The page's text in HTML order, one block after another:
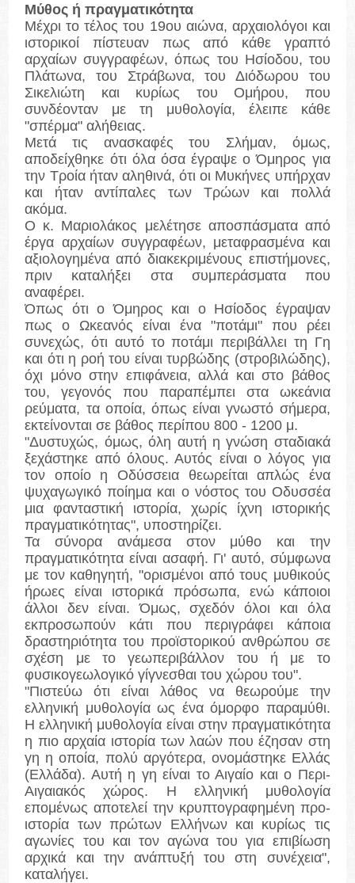
Μύθος ή πραγματικότητα
Μέχρι το τέλος του 19ου αιώνα, αρχαιολόγοι και
ιστορικοί πίστευαν πως από κάθε γραπτό
αρχαίων συγγραφέων, όπως του Ησίοδου, του
Πλάτωνα, του Στράβωνα, του Διόδωρου του
Σικελιώτη και κυρίως του Ομήρου, που
συνδέονταν με τη μυθολογία, έλειπε κάθε
"σπέρμα" αλήθειας.
Μετά τις ανασκαφές του Σλήμαν, όμως,
αποδείχθηκε ότι όλα όσα έγραψε ο Όμηρος για
την Τροία ήταν αληθινά, ότι οι Μυκήνες υπήρχαν
και ήταν αντίπαλες των Τρώων και πολλά
ακόμα.
Ο κ. Μαριολάκος μελέτησε αποσπάσματα από
έργα αρχαίων συγγραφέων, μεταφρασμένα και
αξιολογημένα από διακεκριμένους επιστήμονες,
πριν καταλήξει στα συμπεράσματα που
αναφέρει.
Όπως ότι ο Όμηρος και ο Ησίοδος έγραψαν
πως ο Ωκεανός είναι ένα "ποτάμι" που ρέει
συνεχώς, ότι αυτό το ποτάμι περιβάλλει τη Γη
και ότι η ροή του είναι τυρβώδης (στροβιλώδης),
όχι μόνο στην επιφάνεια, αλλά και στο βάθος
του, γεγονός που παραπέμπει στα ωκεάνια
ρεύματα, τα οποία, όπως είναι γνωστό σήμερα,
εκτείνονται σε βάθος περίπου 800 - 1200 μ.
"Δυστυχώς, όμως, όλη αυτή η γνώση σταδιακά
ξεχάστηκε από όλους. Αυτός είναι ο λόγος για
τον οποίο η Οδύσσεια θεωρείται απλώς ένα
ψυχαγωγικό ποίημα και ο νόστος του Οδυσσέα
μια φανταστική ιστορία, χωρίς ίχνη ιστορικής
πραγματικότητας", υποστηρίζει.
Τα σύνορα ανάμεσα στον μύθο και την
πραγματικότητα είναι ασαφή. Γι' αυτό, σύμφωνα
με τον καθηγητή, "ορισμένοι από τους μυθικούς
ήρωες είναι ιστορικά πρόσωπα, ενώ κάποιοι
άλλοι δεν είναι. Όμως, σχεδόν όλοι και όλα
εκπροσωπούν κάτι που περιγράφει κάποια
δραστηριότητα του προϊστορικού ανθρώπου σε
σχέση με το γεωπεριβάλλον του ή με το
φυσικογεωλογικό γίγνεσθαι του χώρου του".
"Πιστεύω ότι είναι λάθος να θεωρούμε την
ελληνική μυθολογία ως ένα όμορφο παραμύθι.
Η ελληνική μυθολογία είναι στην πραγματικότητα
η πιο αρχαία ιστορία των λαών που έζησαν στη
γη η οποία, πολύ αργότερα, ονομάστηκε Ελλάς
(Ελλάδα). Αυτή η γη είναι το Αιγαίο και ο Περι-
Αιγαιακός χώρος. Η ελληνική μυθολογία
επομένως αποτελεί την κρυπτογραφημένη προ-
ιστορία των πρώτων Ελλήνων και κυρίως τις
αγωνίες του και τον αγώνα του για επιβίωση
αρχικά και την ανάπτυξή του στη συνέχεια",
καταλήγει.